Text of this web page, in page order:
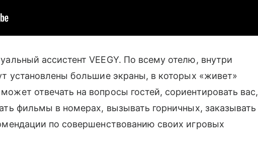
ассистент VEEGY. По всему отелю, внутри
установлены большие экраны, в которых «живет»
отвечать на вопросы гостей, сориентировать вас,
фильмы в номерах, вызывать горничных, заказывать
по совершенствованию своих игровых